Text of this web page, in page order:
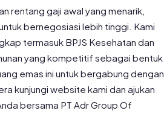
rentang gaji awal yang menarik,
bernegosiasi lebih tinggi. Kami
termasuk BPJS Kesehatan dan
yang kompetitif sebagai bentuk
emas ini untuk bergabung dengan
kunjungi website kami dan ajukan
bersama PT Adr Group Of